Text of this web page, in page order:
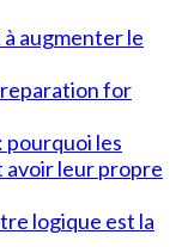
augmenter le
for
pourquoi les
leur propre
logique est la